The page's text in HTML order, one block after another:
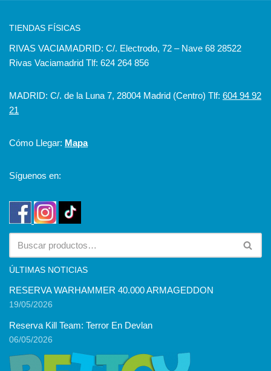
TIENDAS FÍSICAS
RIVAS VACIAMADRID: C/. Electrodo, 72 – Nave 68 28522
Rivas Vaciamadrid Tlf: 624 264 856
MADRID: C/. de la Luna 7, 28004 Madrid (Centro) Tlf: 604 94 92
21
Cómo Llegar: Mapa
Síguenos en:
ÚLTIMAS NOTICIAS
RESERVA WARHAMMER 40.000 ARMAGEDDON
19/05/2026
Reserva Kill Team: Terror En Devlan
06/05/2026